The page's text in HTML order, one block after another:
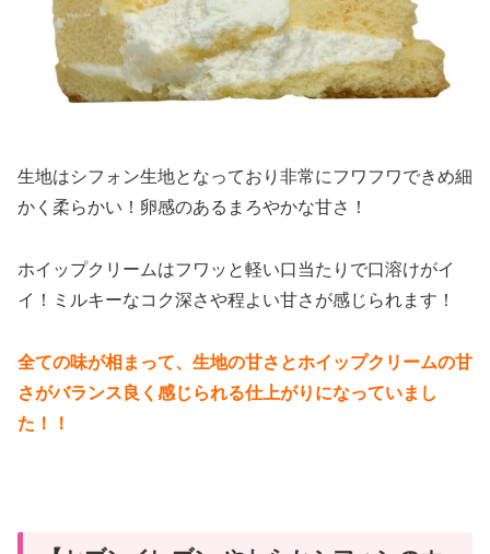
生地はシフォン生地となっており非常にフワフワできめ細
かく柔らかい！卵感のあるまろやかな甘さ！
ホイップクリームはフワッと軽い口当たりで口溶けがイ
イ！ミルキーなコク深さや程よい甘さが感じられます！
全ての味が相まって、生地の甘さとホイップクリームの甘
さがバランス良く感じられる仕上がりになっていまし
た！！